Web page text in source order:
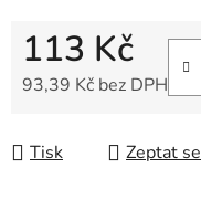
113 Kč
93,39 Kč bez DPH
Tisk Zeptat se